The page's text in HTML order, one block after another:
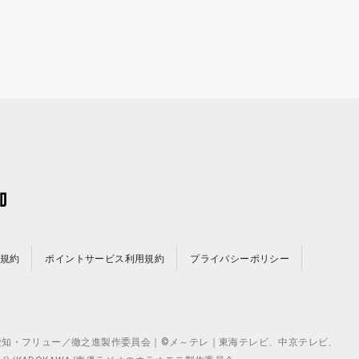
約 ポイントサービス利用規約 プライバシーポリシー
フリュー／徹之進製作委員会｜©メ～テレ｜東海テレビ、中京テレビ、